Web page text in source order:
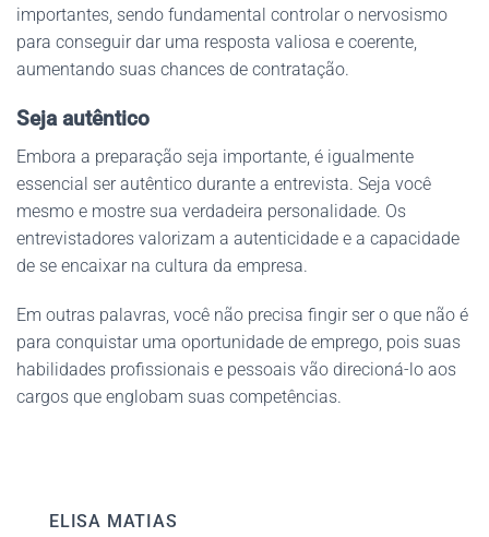
importantes, sendo fundamental controlar o nervosismo
para conseguir dar uma resposta valiosa e coerente,
aumentando suas chances de contratação.
Seja autêntico
Embora a preparação seja importante, é igualmente
essencial ser autêntico durante a entrevista. Seja você
mesmo e mostre sua verdadeira personalidade. Os
entrevistadores valorizam a autenticidade e a capacidade
de se encaixar na cultura da empresa.
Em outras palavras, você não precisa fingir ser o que não é
para conquistar uma oportunidade de emprego, pois suas
habilidades profissionais e pessoais vão direcioná-lo aos
cargos que englobam suas competências.
ELISA MATIAS